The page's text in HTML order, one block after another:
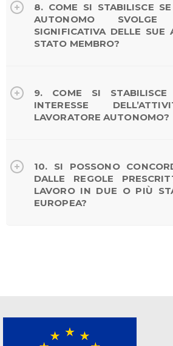
8. COME SI STABILISCE
AUTONOMO
SIGNIFICATIVA DELLE
STATO MEMBRO?
9. COME SI
INTERESSE
LAVORATORE AUTONOMO?
10. SI POSSONO
DALLE REGOLE
LAVORO IN DUE O PIÙ
EUROPEA?